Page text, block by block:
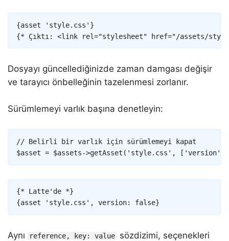
{asset 'style.css' }
{* Çıktı: <link rel="stylesheet" href="/assets/
Dosyayı güncellediğinizde zaman damgası değişir
ve tarayıcı önbelleğinin tazelenmesi zorlanır.
Sürümlemeyi varlık başına denetleyin:
// Belirli bir varlık için sürümlemeyi kapat
$asset = $assets->getAsset ( 'style.css' , [ 'version'
Copy
{* Latte'de *}
{asset 'style.css' , version: false}
Aynı reference, key: value sözdizimi, seçenekleri